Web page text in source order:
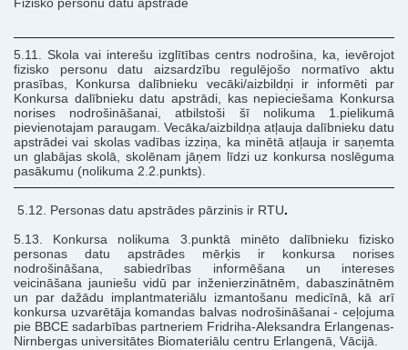
Fizisko personu datu apstrāde
5.11. Skola vai interešu izglītības centrs nodrošina, ka, ievērojot
fizisko personu datu aizsardzību regulējošo normatīvo aktu
prasības, Konkursa dalībnieku vecāki/aizbildņi ir informēti par
Konkursa dalībnieku datu apstrādi, kas nepieciešama Konkursa
norises nodrošināšanai, atbilstoši šī nolikuma 1.pielikumā
pievienotajam paraugam. Vecāka/aizbildņa atļauja dalībnieku datu
apstrādei vai skolas vadības izziņa, ka minētā atļauja ir saņemta
un glabājas skolā, skolēnam jāņem līdzi uz konkursa noslēguma
pasākumu (nolikuma 2.2.punkts).
5.12. Personas datu apstrādes pārzinis ir RTU.
5.13. Konkursa nolikuma 3.punktā minēto dalībnieku fizisko
personas datu apstrādes mērķis ir konkursa norises
nodrošināšana, sabiedrības informēšana un intereses
veicināšana jauniešu vidū par inženierzinātnēm, dabaszinātnēm
un par dažādu implantmateriālu izmantošanu medicīnā, kā arī
konkursa uzvarētāja komandas balvas nodrošināšanai - ceļojuma
pie BBCE sadarbības partneriem Fridriha-Aleksandra Erlangenas-
Nirnbergas universitātes Biomateriālu centru Erlangenā, Vācijā.